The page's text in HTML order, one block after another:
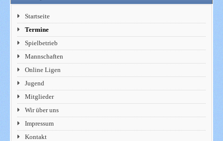
Startseite
Termine
Spielbetrieb
Mannschaften
Online Ligen
Jugend
Mitglieder
Wir über uns
Impressum
Kontakt